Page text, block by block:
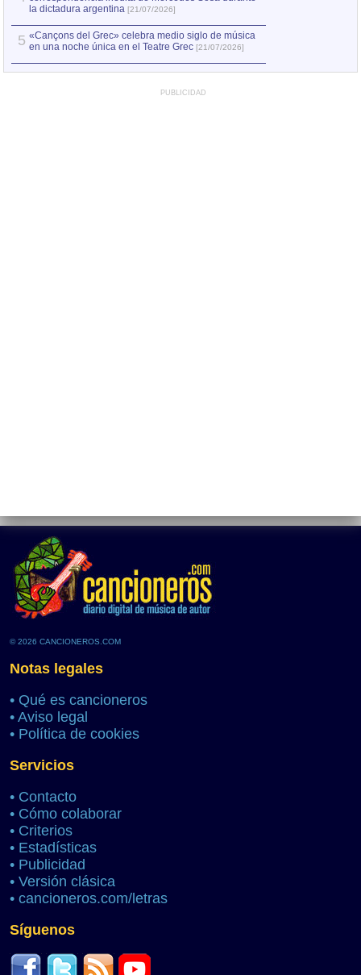
la dictadura argentina [21/07/2026]
5 «Cançons del Grec» celebra medio siglo de música
en una noche única en el Teatre Grec [21/07/2026]
PUBLICIDAD
© 2026 CANCIONEROS.COM
Notas legales
• Qué es cancioneros
• Aviso legal
• Política de cookies
Servicios
• Contacto
• Cómo colaborar
• Criterios
• Estadísticas
• Publicidad
• Versión clásica
• cancioneros.com/letras
Síguenos